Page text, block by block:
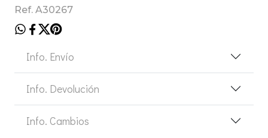
Ref. A30267
Info. Envío
Info. Devolución
Info. Cambios